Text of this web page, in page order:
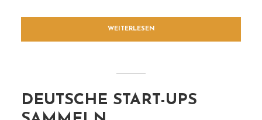
WEITERLESEN
DEUTSCHE START-UPS